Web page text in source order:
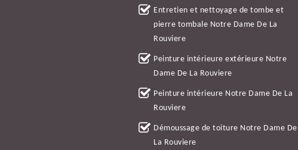
Entretien et nettoyage de tombe et
pierre tombale Notre Dame De La
Rouviere
Peinture intérieure extérieure Notre
Dame De La Rouviere
Peinture intérieure Notre Dame De La
Rouviere
Démoussage de toiture Notre Dame De
La Rouviere